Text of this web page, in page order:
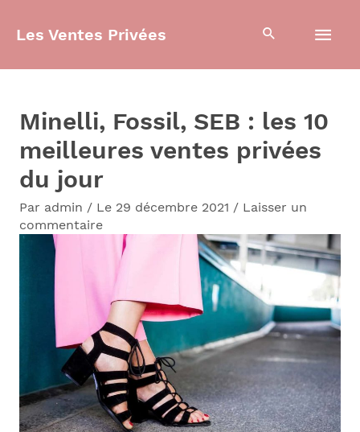
Les Ventes Privées
Minelli, Fossil, SEB : les 10
meilleures ventes privées
du jour
Par admin / Le 29 décembre 2021 / Laisser un
commentaire